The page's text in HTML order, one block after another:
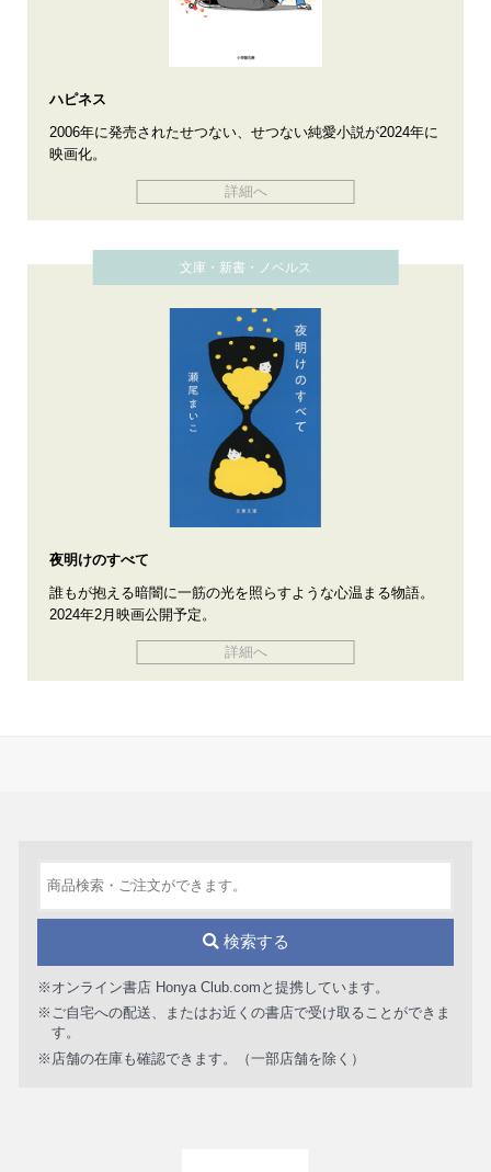
ハピネス
2006年に発売されたせつない、せつない純愛小説が2024年に
映画化。
詳細へ
文庫・新書・ノベルス
夜明けのすべて
誰もが抱える暗闇に一筋の光を照らすような心温まる物語。
2024年2月映画公開予定。
詳細へ
検索する
※オンライン書店 Honya Club.comと提携しています。
※ご自宅への配送、またはお近くの書店で受け取ることができま
す。
※店舗の在庫も確認できます。（一部店舗を除く）